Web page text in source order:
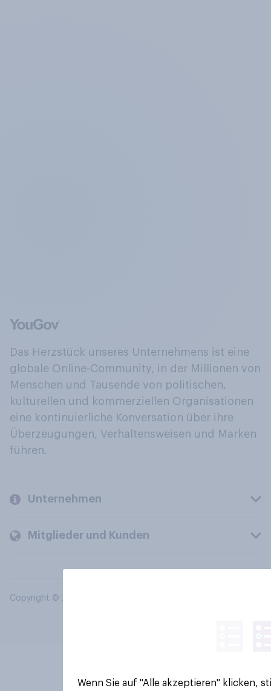
Das Herzstück unseres Unternehmens ist eine
globale Online-Community, in der Millionen von
Menschen und Tausende von politischen,
kulturellen und kommerziellen Organisationen
eine kontinuierliche Konversation über ihre
Überzeugungen, Verhaltensweisen und Marken
führen.
Unternehmen
Mitglieder und Kunden
Copyright © 2026 YouGov PLC. Alle Rechte vorbehalten.
Wenn Sie auf "Alle akzeptieren" klicken,